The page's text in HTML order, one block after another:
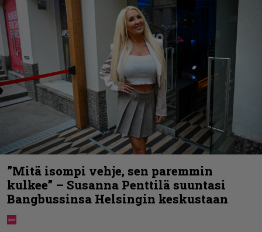
”Mitä isompi vehje, sen paremmin
kulkee” – Susanna Penttilä suuntasi
Bangbussinsa Helsingin keskustaan